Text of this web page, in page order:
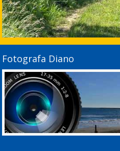
Fotografa Diano